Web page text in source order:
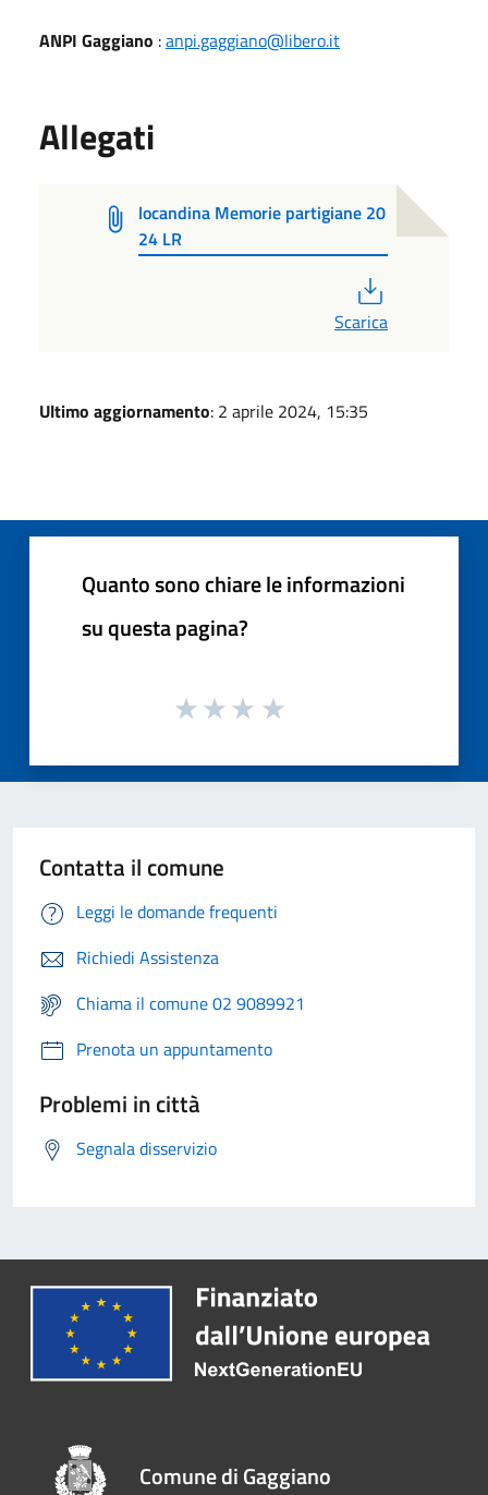
ANPI Gaggiano :anpi.gaggiano@libero.it
Allegati
locandina Memorie partigiane 20
24 LR
Scarica
Ultimo aggiornamento: 2 aprile 2024, 15:35
Quanto sono chiare le informazioni
su questa pagina?
Contatta il comune
Leggi le domande frequenti
Richiedi Assistenza
Chiama il comune 02 9089921
Prenota un appuntamento
Problemi in città
Segnala disservizio
Comune di Gaggiano